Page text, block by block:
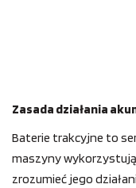
Zasada działania
Baterie trakcyjne to
maszyny
zrozumieć jego